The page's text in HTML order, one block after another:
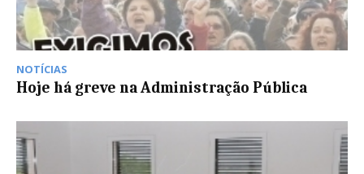
NOTÍCIAS
Hoje há greve na Administração Pública